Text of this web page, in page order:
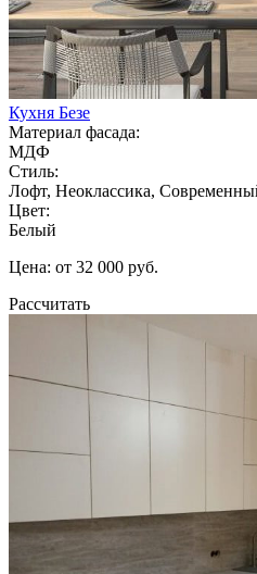
Кухня Безе
Материал фасада:
МДФ
Стиль:
Лофт, Неоклассика,
Цвет:
Белый
Цена: от 32 000 руб.
Рассчитать